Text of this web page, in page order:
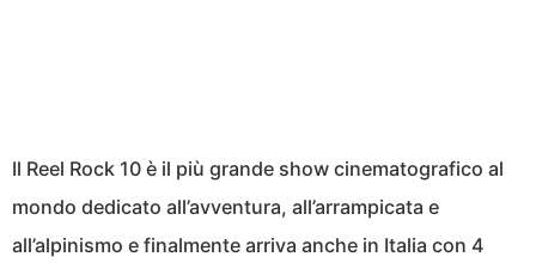
Il Reel Rock 10 è il più grande show cinematografico al
mondo dedicato all’avventura, all’arrampicata e
all’alpinismo e finalmente arriva anche in Italia con 4